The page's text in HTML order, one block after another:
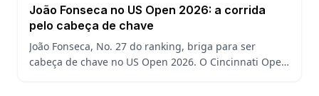
João Fonseca no US Open 2026: a corrida
pelo cabeça de chave
João Fonseca, No. 27 do ranking, briga para ser
cabeça de chave no US Open 2026. O Cincinnati Open